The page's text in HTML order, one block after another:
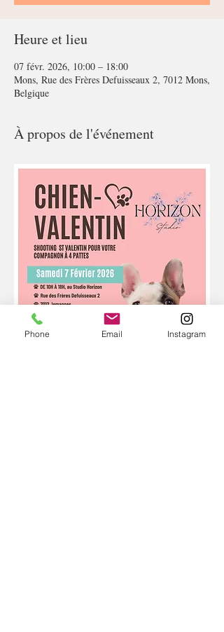
Heure et lieu
07 févr. 2026, 10:00 – 18:00
Mons, Rue des Frères Defuisseaux 2, 7012 Mons,
Belgique
À propos de l'événement
Phone Email Instagram